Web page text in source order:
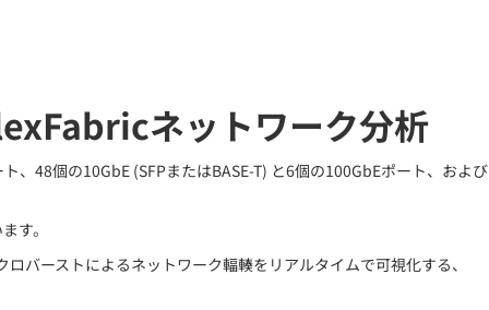
ネットワーク分析
、48個の10GbE (SFPまたはBASE-T) と6個の100GbEポート、および
す。
バーストによるネットワーク輻輳をリアルタイムで可視化する、